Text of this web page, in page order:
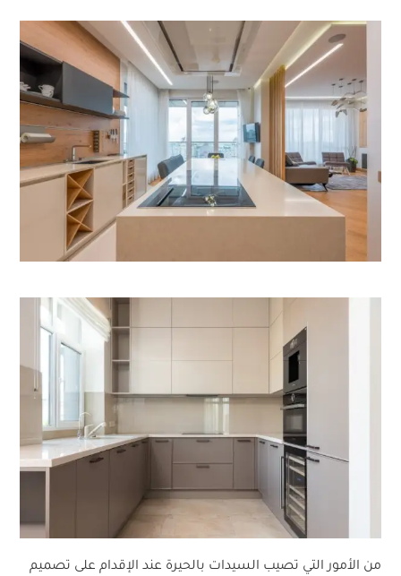
من الأمور التي تصيب السيدات بالحيرة عند الإقدام على تصميم